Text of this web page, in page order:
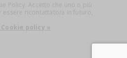
Policy. Accetto che uno o più
essere ricontattato/a in futuro,
policy »